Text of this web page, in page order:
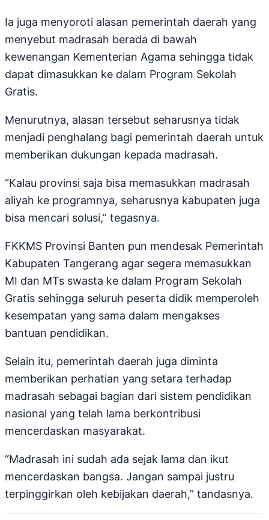
Ia juga menyoroti alasan pemerintah daerah yang
menyebut madrasah berada di bawah
kewenangan Kementerian Agama sehingga tidak
dapat dimasukkan ke dalam Program Sekolah
Gratis.
Menurutnya, alasan tersebut seharusnya tidak
menjadi penghalang bagi pemerintah daerah untuk
memberikan dukungan kepada madrasah.
“Kalau provinsi saja bisa memasukkan madrasah
aliyah ke programnya, seharusnya kabupaten juga
bisa mencari solusi,” tegasnya.
FKKMS Provinsi Banten pun mendesak Pemerintah
Kabupaten Tangerang agar segera memasukkan
MI dan MTs swasta ke dalam Program Sekolah
Gratis sehingga seluruh peserta didik memperoleh
kesempatan yang sama dalam mengakses
bantuan pendidikan.
Selain itu, pemerintah daerah juga diminta
memberikan perhatian yang setara terhadap
madrasah sebagai bagian dari sistem pendidikan
nasional yang telah lama berkontribusi
mencerdaskan masyarakat.
“Madrasah ini sudah ada sejak lama dan ikut
mencerdaskan bangsa. Jangan sampai justru
terpinggirkan oleh kebijakan daerah,” tandasnya.